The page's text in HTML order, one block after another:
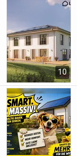
10